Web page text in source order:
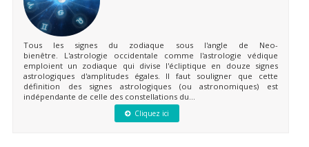
Tous les signes du zodiaque sous l'angle de Neo-
bienêtre. L'astrologie occidentale comme l'astrologie védique
emploient un zodiaque qui divise l'écliptique en douze signes
astrologiques d'amplitudes égales. Il faut souligner que cette
définition des signes astrologiques (ou astronomiques) est
indépendante de celle des constellations du...
Cliquez ici